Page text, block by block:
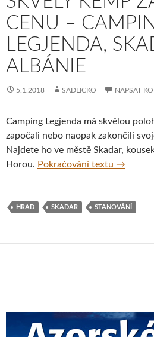
CENU –
LEGJENDA,
ALBÁNIE
5.1.2018 SADLICKO NAPSAT
Camping Legjenda má skvělou
započali nebo naopak zakončili
Najdete ho ve městě Skadar,
Horou. Pokračování textu Skvělý
→
HRAD SKADAR STANOVÁNÍ